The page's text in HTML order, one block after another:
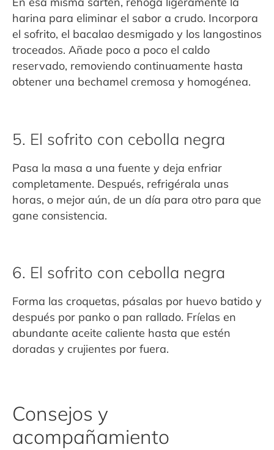
harina para eliminar el sabor a crudo. Incorpora
el sofrito, el bacalao desmigado y los langostinos
troceados. Añade poco a poco el caldo
reservado, removiendo continuamente hasta
obtener una bechamel cremosa y homogénea.
5. El sofrito con cebolla negra
Pasa la masa a una fuente y deja enfriar
completamente. Después, refrigérala unas
horas, o mejor aún, de un día para otro para que
gane consistencia.
6. El sofrito con cebolla negra
Forma las croquetas, pásalas por huevo batido y
después por panko o pan rallado. Fríelas en
abundante aceite caliente hasta que estén
doradas y crujientes por fuera.
Consejos y
acompañamiento